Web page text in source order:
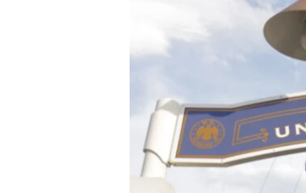
タートル・トークは、東京ディズ
ータイプのアトラクションです。